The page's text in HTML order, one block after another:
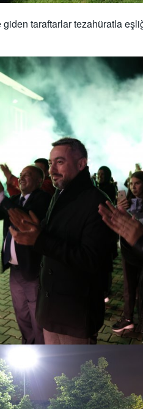
giden taraftarlar tezahüratla